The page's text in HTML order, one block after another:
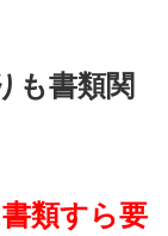
も書類関
類すら要